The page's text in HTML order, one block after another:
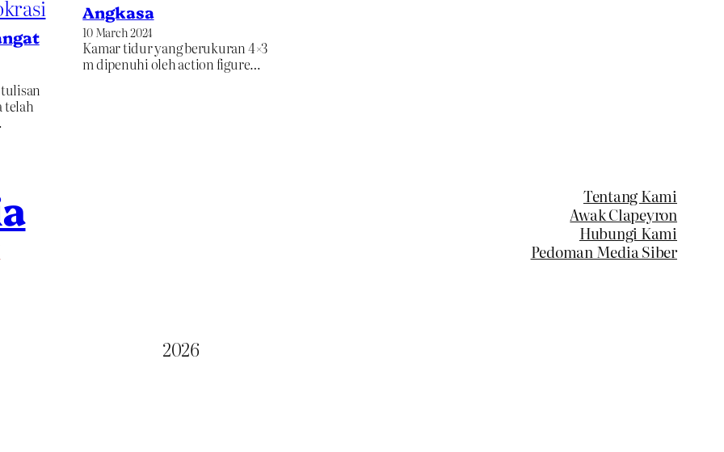
telah
Angkasa
10 March 2024
Kamar tidur yang berukuran 4×3
m dipenuhi oleh action figure…
Tentang Kami
Awak Clapeyron
Hubungi Kami
Pedoman Media Siber
2026